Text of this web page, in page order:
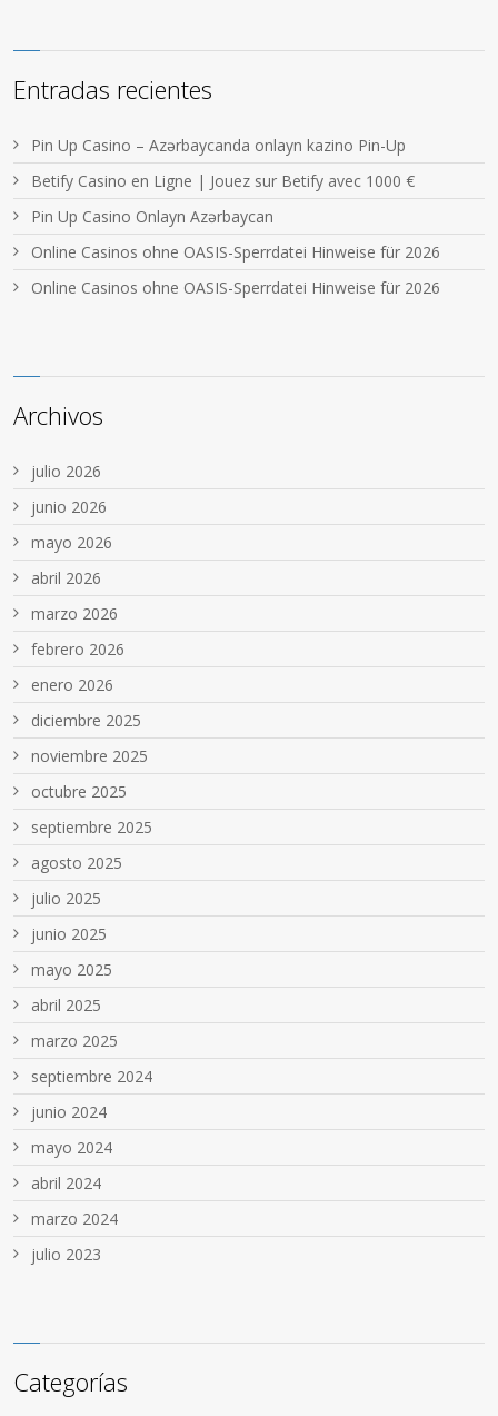
Entradas recientes
Pin Up Casino – Azərbaycanda onlayn kazino Pin-Up
Betify Casino en Ligne | Jouez sur Betify avec 1000 €
Pin Up Casino Onlayn Azərbaycan
Online Casinos ohne OASIS-Sperrdatei Hinweise für 2026
Online Casinos ohne OASIS-Sperrdatei Hinweise für 2026
Archivos
julio 2026
junio 2026
mayo 2026
abril 2026
marzo 2026
febrero 2026
enero 2026
diciembre 2025
noviembre 2025
octubre 2025
septiembre 2025
agosto 2025
julio 2025
junio 2025
mayo 2025
abril 2025
marzo 2025
septiembre 2024
junio 2024
mayo 2024
abril 2024
marzo 2024
julio 2023
Categorías